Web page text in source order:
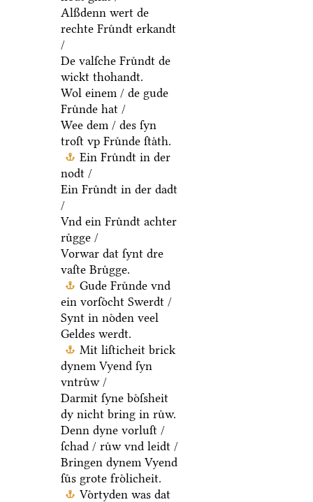
Alßdenn wert de
rechte Fruͤndt erkandt
/
De valſche Fruͤndt de
wickt thohandt.
Wol einem / de gude
Fruͤnde hat /
Wee dem / des ſyn
troſt vp Fruͤnde ſtaͤth.
Ein Fruͤndt in der
nodt /
Ein Fruͤndt in der dadt
/
Vnd ein Fruͤndt achter
ruͤgge /
Vorwar dat ſynt dre
vaſte Bruͤgge.
Gude Fruͤnde vnd
ein vorſoͤcht Swerdt /
Synt in noͤden veel
Geldes werdt.
Mit liſticheit brick
dynem Vyend ſyn
vntruͤw /
Darmit ſyne boͤſsheit
dy nicht bring in ruͤw.
Denn dyne vorluſt /
ſchad / ruͤw vnd leidt /
Bringen dynem Vyend
ſuͤs grote froͤlicheit.
Voͤrtyden was dat